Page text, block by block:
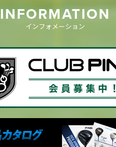
INFORMATION
インフォメーション